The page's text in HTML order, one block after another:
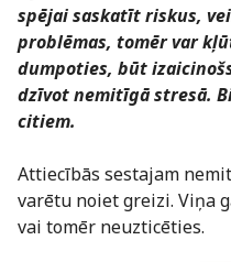
spējai saskatīt riskus,
problēmas, tomēr var
dumpoties, būt
dzīvot nemitīgā stresā.
citiem.
Attiecībās sestajam
varētu noiet greizi. Viņa
vai tomēr neuzticēties.